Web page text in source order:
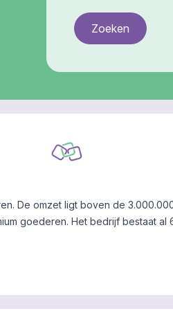
Zoeken
De omzet ligt boven de
goederen. Het bedrijf bestaat al